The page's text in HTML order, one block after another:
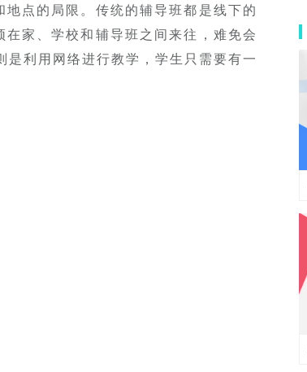
点的局限。传统的辅导班都是线下的
家、学校和辅导班之间来往，难免会
利用网络进行教学，学生只需要有一